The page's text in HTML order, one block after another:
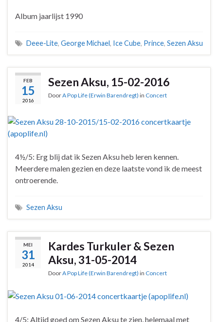
Album jaarlijst 1990
Deee-Lite, George Michael, Ice Cube, Prince, Sezen Aksu
FEB
15
2016
Sezen Aksu, 15-02-2016
DoorA Pop Life (Erwin Barendregt) in Concert
4½/5: Erg blij dat ik Sezen Aksu heb leren kennen.
Meerdere malen gezien en deze laatste vond ik de meest
ontroerende.
Sezen Aksu
MEI
31
2014
Kardes Turkuler & Sezen
Aksu, 31-05-2014
DoorA Pop Life (Erwin Barendregt) in Concert
4/5: Altijd goed om Sezen Aksu te zien, helemaal met